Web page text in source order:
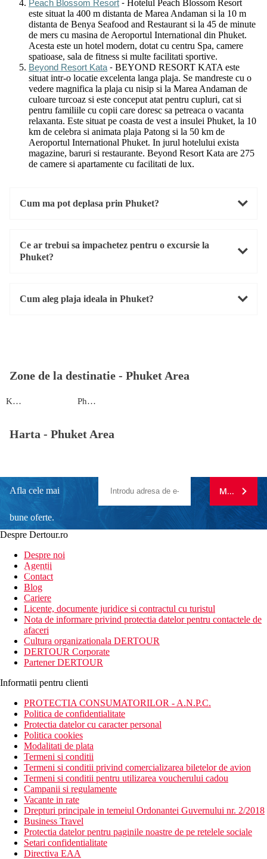
Peach Blossom Resort - Hotelul Peach Blossom Resort
este situat la 400 m distanta de Marea Andaman si la 10 m
distanta de Benya Seafood and Restaurant si la 45 de minute
de mers cu masina de Aeroportul International din Phuket.
Acesta este un hotel modern, dotat cu centru Spa, camere
spatioase, sala de fitness si multe facilitati sportive.
Beyond Resort Kata - BEYOND RESORT KATA este
situat intr-o locatie excelenta langa plaja. Se mandreste cu o
vedere magnifica la plaja cu nisip si la Marea Andaman de
culoare turcoaz si este conceput atat pentru cupluri, cat si
pentru familiile cu copii care doresc sa petreaca o vacanta
relaxanta. Este situat pe coasta de vest a insulei Phuket, la 10
km de celebra si animata plaja Patong si la 50 km de
Aeroportul International Phuket. In jurul hotelului exista
magazine, baruri si restaurante. Beyond Resort Kata are 275
de camere si apartamente cu facilitati de lux.
Cum ma pot deplasa prin Phuket?
Ce ar trebui sa impachetez pentru o excursie la
Phuket?
Cum aleg plaja ideala in Phuket?
Zone de la destinatie - Phuket Area
Ko Racha Yai Phuket
Harta - Phuket Area
Afla cele mai
bune oferte.
newsletter!
MA
Despre Dertour.ro
Despre noi
Agentii
Contact
Blog
Cariere
Licente, documente juridice si contractul cu turistul
Nota de informare privind protectia datelor pentru contactele de
afaceri
Cultura organizationala DERTOUR
DERTOUR Corporate
Partener DERTOUR
Informatii pentru clienti
PROTECTIA CONSUMATORILOR - A.N.P.C.
Politica de confidentialitate
Protectia datelor cu caracter personal
Politica cookies
Modalitati de plata
Termeni si conditii
Termeni si conditii privind comercializarea biletelor de avion
Termeni si conditii pentru utilizarea voucherului cadou
Campanii si regulamente
Vacante in rate
Drepturi principale in temeiul Ordonantei Guvernului nr. 2/2018
Business Travel
Protectia datelor pentru paginile noastre de pe retelele sociale
Setari confidentialitate
Directiva EAA